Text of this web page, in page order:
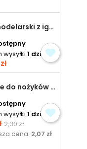
Klej modelarski z igłą 30 ml
wysyłki 1 dzień
Ostrze do nożyków Excel
wysyłki 1 dzień
Cena
podstawowa
2,30 zł
cena: 2,07 zł